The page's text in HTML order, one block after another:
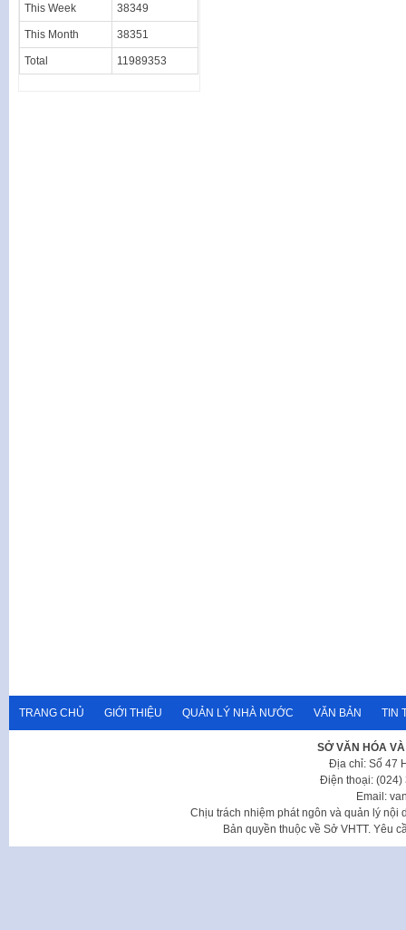
This Week 38349
This Month 38351
Total 11989353
TRANG CHỦ GIỚI THIỆU QUẢN LÝ NHÀ NƯỚC VĂN BẢN TIN
SỞ VĂN HÓA
Địa chỉ: Số 47
Điện thoại: (024)
Email:
Chịu trách nhiệm phát ngôn và quản lý nội
Bản quyền thuộc về Sở VHTT. Yêu